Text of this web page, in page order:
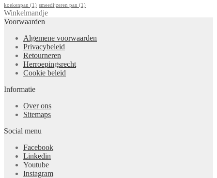
koekenpan (1) smeedijzeren pan (1)
Winkelmandje
Voorwaarden
Algemene voorwaarden
Privacybeleid
Retourneren
Herroepingsrecht
Cookie beleid
Informatie
Over ons
Sitemaps
Social menu
Facebook
Linkedin
Youtube
Instagram